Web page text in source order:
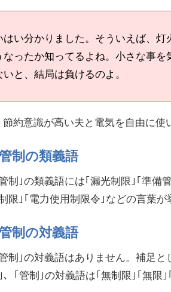
はい分かりました。そういえば、灯
なったか知ってるよね。小さな事を
いと、結局は負けるのよ。
節約意識が高い夫と電気を自由に使
制の類義語
管制｣の類義語には｢漏光制限｣｢準備
制限｣｢電力使用制限令｣などの言葉が
制の対義語
管制｣の対義語はありません。補足
｣、｢管制｣の対義語は｢無制限｣｢無限